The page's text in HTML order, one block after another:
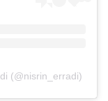
(@nisrin_erradi)